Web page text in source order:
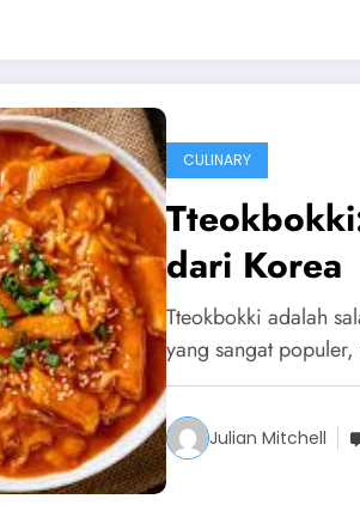
CULINARY
dari Korea
Tteokbokki adalah
yang sangat
Julian Mitchell